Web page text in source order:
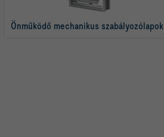
Önműködő mechanikus szabályozólapok